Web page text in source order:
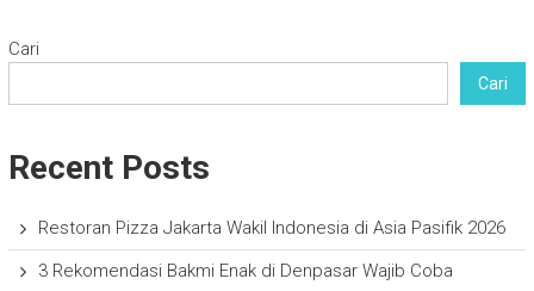
Cari
Cari
Recent Posts
Restoran Pizza Jakarta Wakil Indonesia di Asia Pasifik 2026
3 Rekomendasi Bakmi Enak di Denpasar Wajib Coba